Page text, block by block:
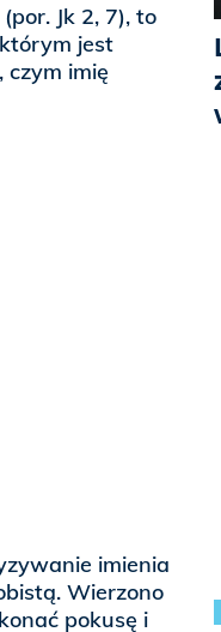
Jk 2, 7), to
jest
czym imię
imienia
Wierzono
pokusę i